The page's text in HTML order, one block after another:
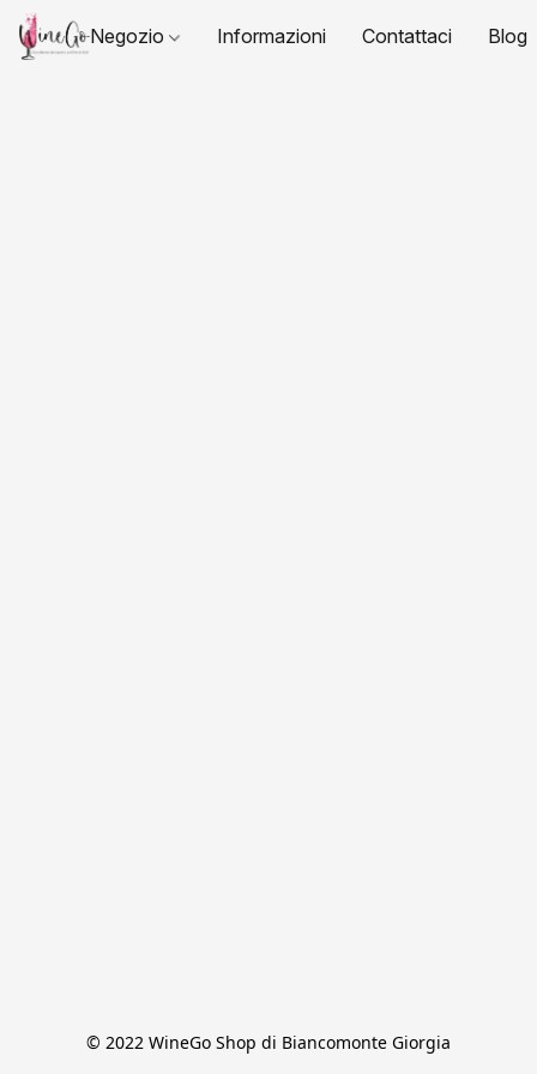
Negozio Informazioni Contattaci Blog
© 2022 WineGo Shop di Biancomonte Giorgia